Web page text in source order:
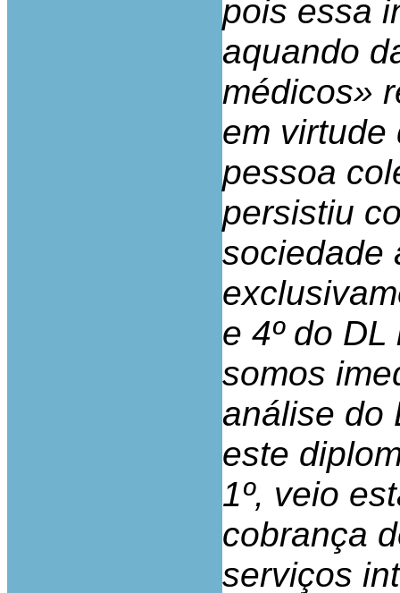
pois essa
aquando
médicos»
em virtude
pessoa
persistiu
sociedade
e 4º do
somos
análise do
este
1º, veio
cobrança
serviços